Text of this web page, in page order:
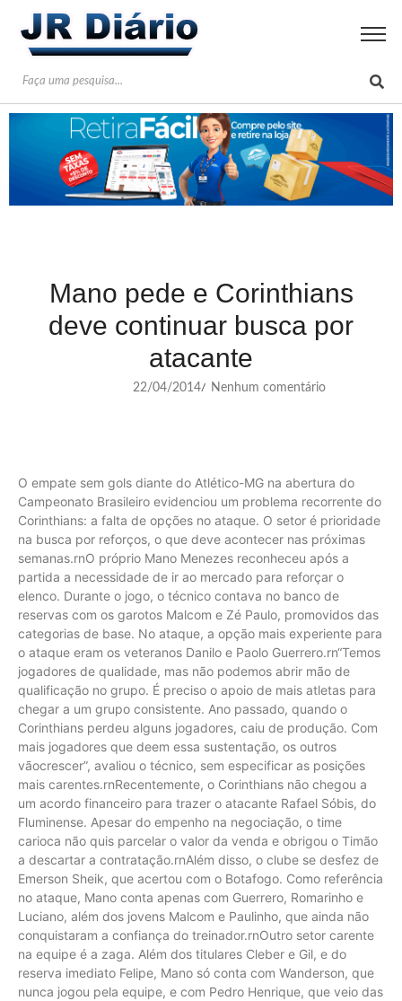
Mano pede e Corinthians
deve continuar busca por
atacante
22/04/2014/ Nenhum comentário
O empate sem gols diante do Atlético-MG na abertura do
Campeonato Brasileiro evidenciou um problema recorrente do
Corinthians: a falta de opções no ataque. O setor é prioridade
na busca por reforços, o que deve acontecer nas próximas
semanas.rnO próprio Mano Menezes reconheceu após a
partida a necessidade de ir ao mercado para reforçar o
elenco. Durante o jogo, o técnico contava no banco de
reservas com os garotos Malcom e Zé Paulo, promovidos das
categorias de base. No ataque, a opção mais experiente para
o ataque eram os veteranos Danilo e Paolo Guerrero.rn“Temos
jogadores de qualidade, mas não podemos abrir mão de
qualificação no grupo. É preciso o apoio de mais atletas para
chegar a um grupo consistente. Ano passado, quando o
Corinthians perdeu alguns jogadores, caiu de produção. Com
mais jogadores que deem essa sustentação, os outros
vãocrescer”, avaliou o técnico, sem especificar as posições
mais carentes.rnRecentemente, o Corinthians não chegou a
um acordo financeiro para trazer o atacante Rafael Sóbis, do
Fluminense. Apesar do empenho na negociação, o time
carioca não quis parcelar o valor da venda e obrigou o Timão
a descartar a contratação.rnAlém disso, o clube se desfez de
Emerson Sheik, que acertou com o Botafogo. Como referência
no ataque, Mano conta apenas com Guerrero, Romarinho e
Luciano, além dos jovens Malcom e Paulinho, que ainda não
conquistaram a confiança do treinador.rnOutro setor carente
na equipe é a zaga. Além dos titulares Cleber e Gil, e do
reserva imediato Felipe, Mano só conta com Wanderson, que
nunca jogou pela equipe, e com Pedro Henrique, que veio das